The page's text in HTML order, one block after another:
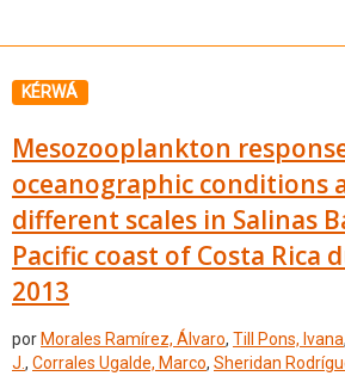
KÉRWÁ
Mesozooplankton
oceanographic conditions
different scales in Salinas
Pacific coast of Costa Rica
2013
por Morales Ramírez, Álvaro, Till Pons, Ivana,
J., Corrales Ugalde, Marco, Sheridan